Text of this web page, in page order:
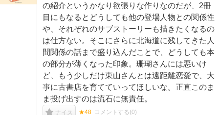
の紹介というかなり欲張りな作りなのだが、2冊
目にもなるとどうしても他の登場人物との関係性
や、それぞれのサブストーリーも描きたくなるの
は仕方ない。そこにさらに北海道に残してきた人
間関係の話まで盛り込んだことで、どうしても本
の部分が薄くなった印象。珊瑚さんには悪いけ
ど、もう少しだけ東山さんとは遠距離恋愛で、大
事に古書店を育てていってほしいな。正直このま
ま投げ出すのは流石に無責任。
ナイス ★48 コメントする(0)